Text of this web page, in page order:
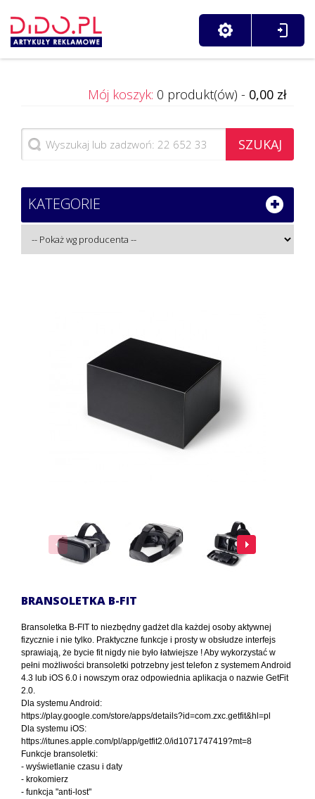
Mój koszyk: 0 produkt(ów) - 0,00 zł
SZUKAJ
KATEGORIE
BRANSOLETKA B-FIT
Bransoletka B-FIT to niezbędny gadżet dla każdej osoby aktywnej
fizycznie i nie tylko. Praktyczne funkcje i prosty w obsłudze interfejs
sprawiają, że bycie fit nigdy nie było łatwiejsze ! Aby wykorzystać w
pełni możliwości bransoletki potrzebny jest telefon z systemem Android
4.3 lub iOS 6.0 i nowszym oraz odpowiednia aplikacja o nazwie GetFit
2.0.
Dla systemu Android:
https://play.google.com/store/apps/details?id=com.zxc.getfit&hl=pl
Dla systemu iOS:
https://itunes.apple.com/pl/app/getfit2.0/id1071747419?mt=8
Funkcje bransoletki:
- wyświetlanie czasu i daty
- krokomierz
- funkcja "anti-lost"